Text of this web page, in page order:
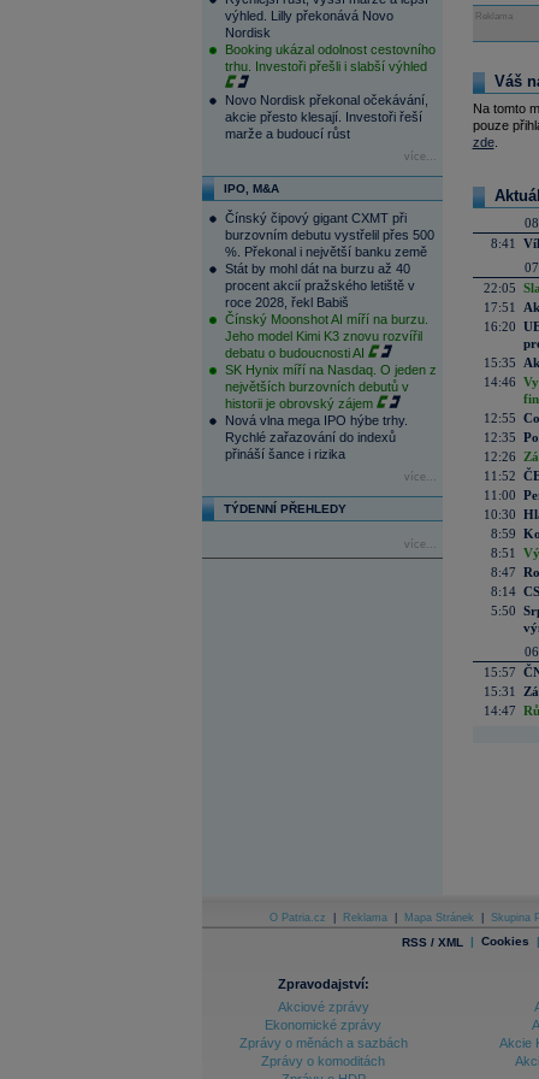
výhled. Lilly překonává Novo
Nordisk
Booking ukázal odolnost cestovního
trhu. Investoři přešli i slabší výhled
Novo Nordisk překonal očekávání,
akcie přesto klesají. Investoři řeší
marže a budoucí růst
více...
IPO, M&A
Čínský čipový gigant CXMT při
burzovním debutu vystřelil přes 500
%. Překonal i největší banku země
Stát by mohl dát na burzu až 40
procent akcií pražského letiště v
roce 2028, řekl Babiš
Čínský Moonshot AI míří na burzu.
Jeho model Kimi K3 znovu rozvířil
debatu o budoucnosti AI
SK Hynix míří na Nasdaq. O jeden z
největších burzovních debutů v
historii je obrovský zájem
Nová vlna mega IPO hýbe trhy.
Rychlé zařazování do indexů
přináší šance i rizika
více...
TÝDENNÍ PŘEHLEDY
více...
Reklama
Váš
Na tomto
pouze
zde.
8:41
22:05
17:51
16:20
15:35
14:46
12:55
12:35
12:26
11:52
11:00
10:30
8:59
8:51
8:47
8:14
5:50
15:57
15:31
14:47
O Patria.cz Reklama Mapa Stránek Skupina
RSS / XML | Cookies |
Zpravodajství:
Akciové zprávy
Ekonomické zprávy
Zprávy o měnách a sazbách
Zprávy o komoditách
Akcie